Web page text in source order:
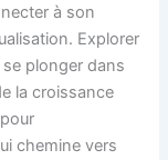
à son
Explorer
se plonger dans
la croissance
chemine vers